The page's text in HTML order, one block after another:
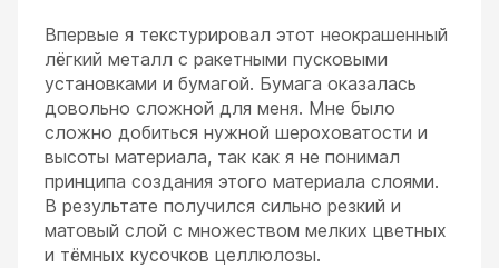
Впервые я текстурировал этот неокрашенный
лёгкий металл с ракетными пусковыми
установками и бумагой. Бумага оказалась
довольно сложной для меня. Мне было
сложно добиться нужной шероховатости и
высоты материала, так как я не понимал
принципа создания этого материала слоями.
В результате получился сильно резкий и
матовый слой с множеством мелких цветных
и тёмных кусочков целлюлозы.